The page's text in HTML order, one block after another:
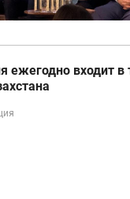
ежегодно входит в